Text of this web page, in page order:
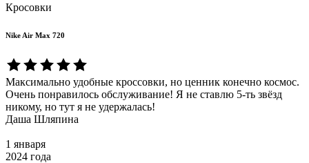
Кросовки
Nike Air Max 720
Максимально удобные кроссовки, но ценник конечно космос.
Очень понравилось обслуживание! Я не ставлю 5-ть звёзд
никому, но тут я не удержалась!
Даша Шляпина
1 января
2024 года